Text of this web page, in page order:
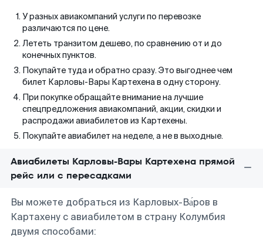
У разных авиакомпаний услуги по перевозке
различаются по цене.
Лететь транзитом дешево, по сравнению от и до
конечных пунктов.
Покупайте туда и обратно сразу. Это выгоднее чем
билет Карловы-Вары Картехена в одну сторону.
При покупке обращайте внимание на лучшие
спецпредложения авиакомпаний, акции, скидки и
распродажи авиабилетов из Картехены.
Покупайте авиабилет на неделе, а не в выходные.
Авиабилеты Карловы-Вары Картехена прямой
рейс или с пересадками
Вы можете добраться из Карловых-Ва́ров в
Картахену с авиабилетом в страну Колумбия
двумя способами: